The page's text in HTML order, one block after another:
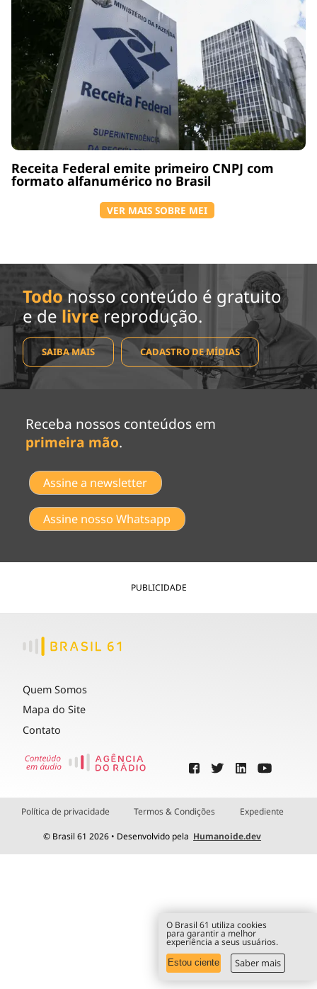
Receita Federal emite primeiro CNPJ com
formato alfanumérico no Brasil
VER MAIS SOBRE MEI
Todo nosso conteúdo é gratuito
e de livrereprodução.
SAIBA MAIS CADASTRO DE MÍDIAS
Receba nossos conteúdos em
primeira mão.
Assine a newsletter
Assine nosso Whatsapp
PUBLICIDADE
Quem Somos
Mapa do Site
Contato
Política de privacidade Termos & Condições Expediente
© Brasil 61 2026 • Desenvolvido pela Humanoide.dev
O Brasil 61 utiliza cookies
para garantir a melhor
experiência a seus usuários.
Estou ciente Saber mais